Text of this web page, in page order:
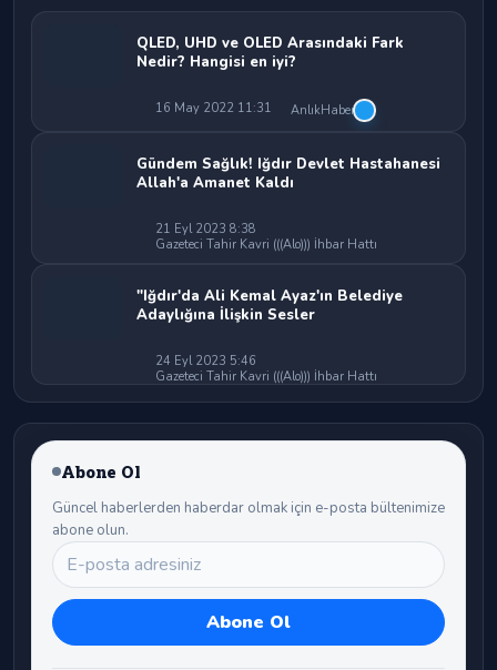
QLED, UHD ve OLED Arasındaki Fark
Nedir? Hangisi en iyi?
16 May 2022 11:31 AnlıkHaber
Gündem Sağlık! Iğdır Devlet Hastahanesi
Allah'a Amanet Kaldı
21 Eyl 2023 8:38
Gazeteci Tahir Kavri (((Alo))) İhbar Hattı
"Iğdır'da Ali Kemal Ayaz'ın Belediye
Adaylığına İlişkin Sesler
24 Eyl 2023 5:46
Gazeteci Tahir Kavri (((Alo))) İhbar Hattı
Abone Ol
Güncel haberlerden haberdar olmak için e-posta bültenimize
abone olun.